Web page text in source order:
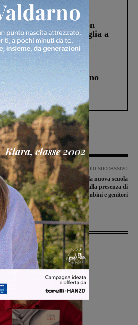
struttura di Castiglion
che aveva ucciso la figlia a
in A1 in cui morirono
Lo schianto, il
sorpassi fra tir....
dalla
fine
Articolo successivo
Inaugurata la nuova scuola
elementare di Faella alla presenza di
bambini e genitori